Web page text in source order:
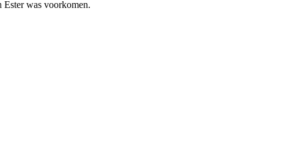
Ester was voorkomen.